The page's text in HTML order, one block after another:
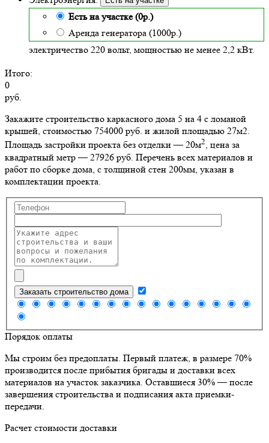
Есть на участке (0р.)
Аренда генератора (1000р.)
электричество 220 вольт, мощностью не менее 2,2 кВт.
Итого:
0
руб.
Закажите строительство каркасного дома 5 на 4 с ломаной
крышей, стоимостью 754000 руб. и жилой площадью 27м2.
Площадь застройки проекта без отделки — 20м2, цена за
квадратный метр — 27926 руб. Перечень всех материалов и
работ по сборке дома, с толщиной стен 200мм, указан в
комплектации проекта.
Заказать строительство дома
Порядок оплаты
Мы строим без предоплаты. Первый платеж, в размере 70%
производится после прибытия бригады и доставки всех
материалов на участок заказчика. Оставшиеся 30% — после
завершения строительства и подписания акта приемки-
передачи.
Расчет стоимости доставки